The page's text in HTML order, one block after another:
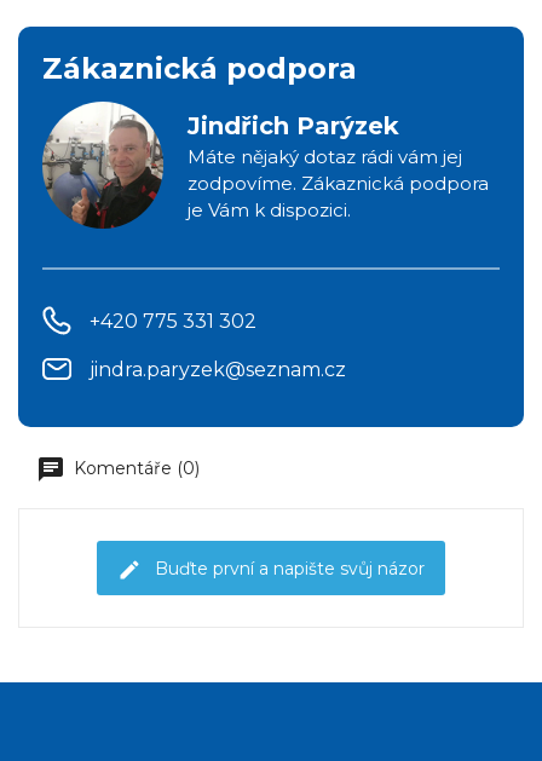
Zákaznická podpora
Jindřich Parýzek
Máte nějaký dotaz rádi vám jej
zodpovíme. Zákaznická podpora
je Vám k dispozici.
+420 775 331 302
jindra.paryzek@seznam.cz
Komentáře (0)
Buďte první a napište svůj názor